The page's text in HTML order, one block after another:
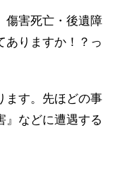
傷害死亡・後遺障
ありますか！？っ
ます。先ほどの事
』などに遭遇する